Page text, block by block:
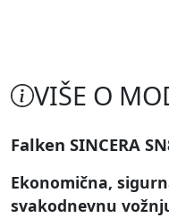
VIŠE O
Falken SINCERA
Ekonomična,
svakodnevnu